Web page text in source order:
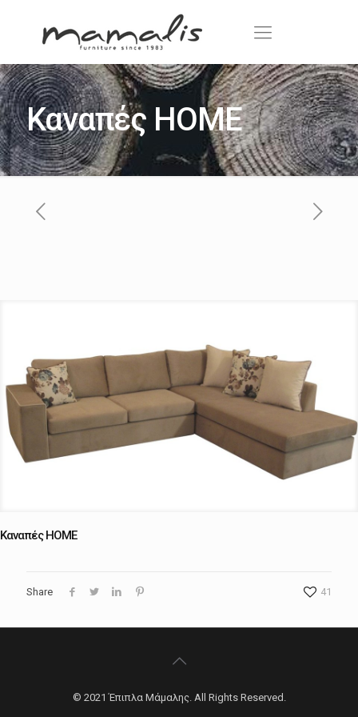
Καναπές ΗΟΜΕ
Καναπές ΗΟΜΕ
Share 41
© 2021 Έπιπλα Μάμαλης. All Rights Reserved.